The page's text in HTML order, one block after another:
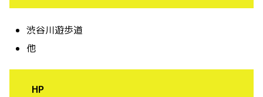
渋谷川遊歩道
他
HP